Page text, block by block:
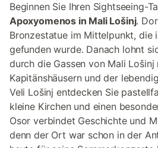
Beginnen Sie Ihren Sightseeing-
Apoxyomenos in Mali Lošinj.
Bronzestatue im Mittelpunkt, die
gefunden wurde. Danach lohnt
durch die Gassen von Mali Lošinj
Kapitänshäusern und der
Veli Lošinj entdecken Sie
kleine Kirchen und einen
Osor verbindet Geschichte und
denn der Ort war schon in der